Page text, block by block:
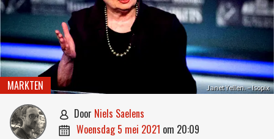
Janet Yellen. – Isopix
MARKTEN
 door Niels Saelens
 woensdag 5 mei 2021 om 20:09